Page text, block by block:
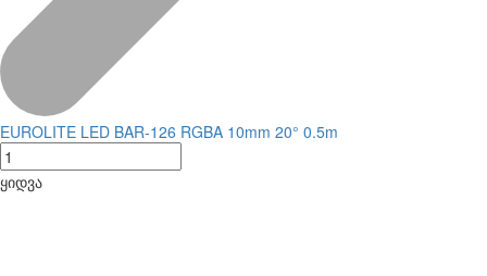
EUROLITE LED BAR-126 RGBA 10mm 20° 0.5m
ყიდვა